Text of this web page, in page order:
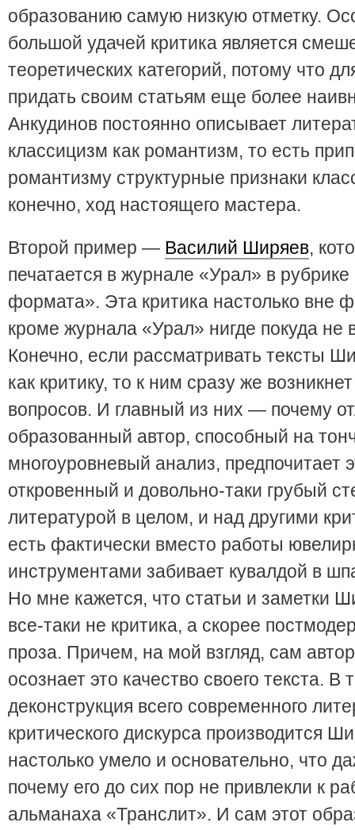
образованию самую низкую отметку.
большой удачей критика является
теоретических категорий, потому что
придать своим статьям еще более
Анкудинов постоянно описывает
классицизм как романтизм, то есть
романтизму структурные признаки
конечно, ход настоящего мастера.
Второй пример — Василий Ширяев,
печатается в журнале «Урал» в
формата». Эта критика настолько вне
кроме журнала «Урал» нигде покуда не
Конечно, если рассматривать тексты
как критику, то к ним сразу же
вопросов. И главный из них — почему
образованный автор, способный на
многоуровневый анализ, предпочитает
откровенный и довольно-таки грубый
литературой в целом, и над другими
есть фактически вместо работы
инструментами забивает кувалдой в
Но мне кажется, что статьи и заметки
все-таки не критика, а скорее
проза. Причем, на мой взгляд, сам
осознает это качество своего текста. В
деконструкция всего современного
критического дискурса производится
настолько умело и основательно, что
почему его до сих пор не привлекли к
альманаха «Транслит». И сам этот